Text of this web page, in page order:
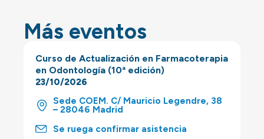
Más eventos
Curso de Actualización en Farmacoterapia
en Odontología (10ª edición)
23/10/2026
Sede COEM. C/ Mauricio Legendre, 38
– 28046 Madrid
Se ruega confirmar asistencia